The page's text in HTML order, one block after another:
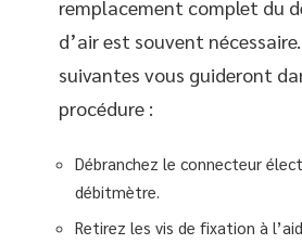
remplacement complet du
d’air est souvent
suivantes vous guideront
procédure :
Débranchez le connecteur
débitmètre.
Retirez les vis de fixation à